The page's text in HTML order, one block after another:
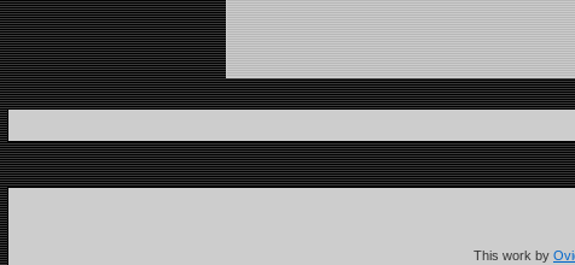
This work by